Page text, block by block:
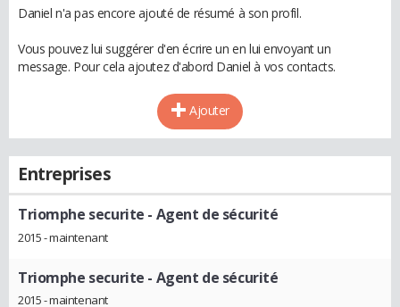
Daniel n'a pas encore ajouté de résumé à son profil.
Vous pouvez lui suggérer d'en écrire un en lui envoyant un
message. Pour cela ajoutez d'abord Daniel à vos contacts.
Ajouter
Entreprises
Triomphe securite - Agent de sécurité
2015 - maintenant
Triomphe securite - Agent de sécurité
2015 - maintenant